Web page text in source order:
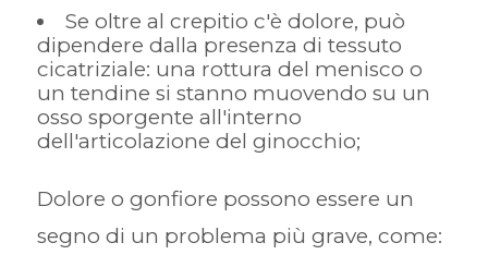
Se oltre al crepitio c'è dolore, può
dipendere dalla presenza di tessuto
cicatriziale: una rottura del menisco o
un tendine si stanno muovendo su un
osso sporgente all'interno
dell'articolazione del ginocchio;
Dolore o gonfiore possono essere un
segno di un problema più grave, come: